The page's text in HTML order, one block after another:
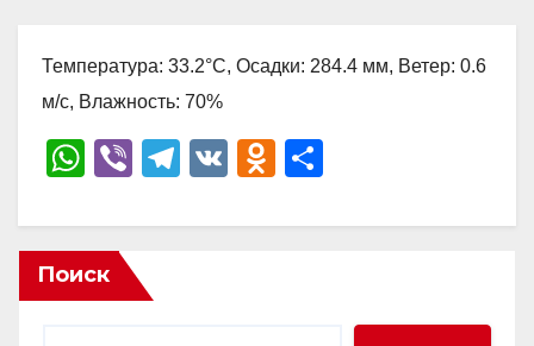
Температура: 33.2°C, Осадки: 284.4 мм, Ветер: 0.6
м/с, Влажность: 70%
W
at
s
A
Vi
er
T
e
V
O
n
р
Поиск